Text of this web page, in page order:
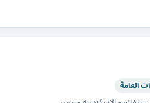
العامة